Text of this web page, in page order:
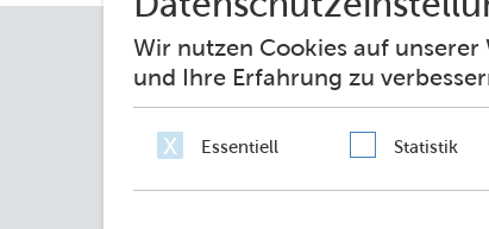
Impressum Datenschutz